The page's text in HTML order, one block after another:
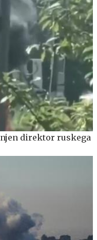
direktor ruskega